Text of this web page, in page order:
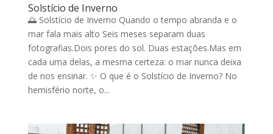
Solstício de Inverno
🌅 Solstício de Inverno Quando o tempo abranda e o
mar fala mais alto Seis meses separam duas
fotografias.Dois pores do sol. Duas estações.Mas em
cada uma delas, a mesma certeza: o mar nunca deixa
de nos ensinar. ✨ O que é o Solstício de Inverno? No
hemisfério norte, o...